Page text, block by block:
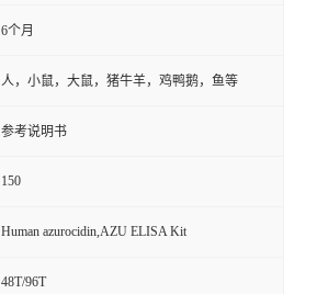
6个月
人，小鼠，大鼠，猪牛羊，鸡鸭鹅，鱼等
参考说明书
150
Human azurocidin,AZU ELISA Kit
48T/96T